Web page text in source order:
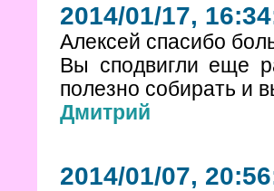
2014/01/17,
Алексей спасибо
Вы сподвигли еще
полезно собирать и
Дмитрий
2014/01/07,